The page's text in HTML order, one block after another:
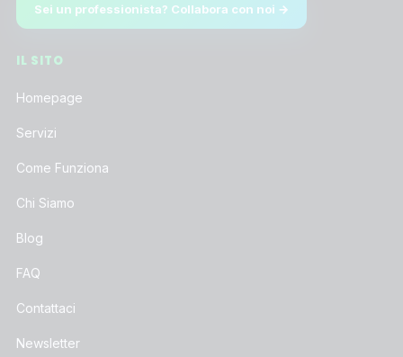
Sei un professionista? Collabora con noi →
IL SITO
Homepage
Servizi
Come Funziona
Chi Siamo
Blog
FAQ
Contattaci
Newsletter